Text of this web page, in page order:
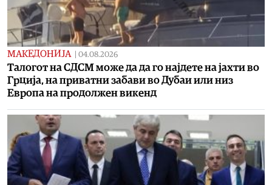
МАКЕДОНИЈА 04.08.2026
Талогот на СДСМ може да да го најдете на јахти во
Грција, на приватни забави во Дубаи или низ
Европа на продолжен викенд